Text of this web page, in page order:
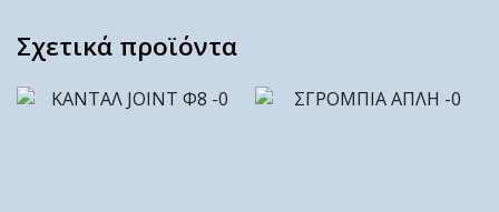
Σχετικά προϊόντα